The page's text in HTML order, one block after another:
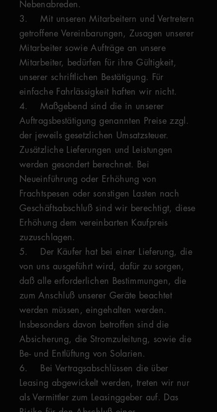
Nebenabreden.
3. Mit unseren Mitarbeitern und Vertretern
getroffene Vereinbarungen, Zusagen unserer
Mitarbeiter sowie Aufträge an unsere
Mitarbeiter, bedürfen für ihre Gültigkeit,
unserer schriftlichen Bestätigung. Für
einfache Fahrlässigkeit haften wir nicht.
4. Maßgebend sind die in unserer
Auftragsbestätigung genannten Preise zzgl.
der jeweils gesetzlichen Umsatzsteuer.
Zusätzliche Lieferungen und Leistungen
werden gesondert berechnet. Bei
Neueinführung oder Erhöhung von
Frachtspesen oder sonstigen Lasten nach
Geschäftsabschluß sind wir berechtigt, diese
Erhöhung dem vereinbarten Kaufpreis
zuzuschlagen.
5. Der Käufer hat bei einer Lieferung, die
von uns ausgeführt wird, dafür zu sorgen,
daß alle erforderlichen Bestimmungen, die
zum Anschluß unserer Geräte beachtet
werden müssen, eingehalten werden.
Insbesonders davon betroffen sind die
Absicherung, die Stromzuleitung, sowie die
Be- und Entlüftung von Solarien.
6. Bei Vertragsabschlüssen die über
Leasing abgewickelt werden, treten wir nur
als Vermittler zum Leasinggeber auf. Das